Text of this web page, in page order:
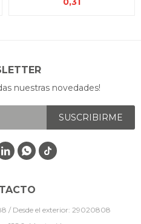
/ Desde el exterior: 29020808
nuestras novedades!
SUSCRIBIRME
 